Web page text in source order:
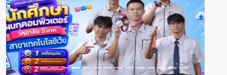
Previous Next